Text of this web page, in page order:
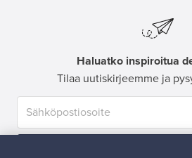
Haluatko inspiroitua
Tilaa uutiskirjeemme ja